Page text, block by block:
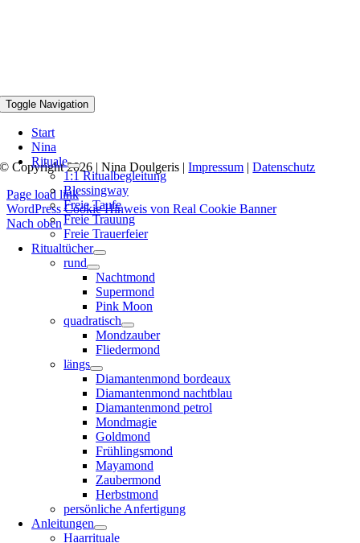
Toggle Navigation
Start
Nina
Rituale
1:1 Ritualbegleitung
Blessingway
Freie Taufe
Freie Trauung
Freie Trauerfeier
Ritualtücher
rund
Nachtmond
Supermond
Pink Moon
quadratisch
Mondzauber
Fliedermond
längs
Diamantenmond bordeaux
Diamantenmond nachtblau
Diamantenmond petrol
Mondmagie
Goldmond
Frühlingsmond
Mayamond
Zaubermond
Herbstmond
persönliche Anfertigung
Anleitungen
Haarrituale
© Copyright 2026 | Nina Doulgeris |Impressum |Datenschutz
Page load link
WordPress Cookie Hinweis von Real Cookie Banner
Nach oben